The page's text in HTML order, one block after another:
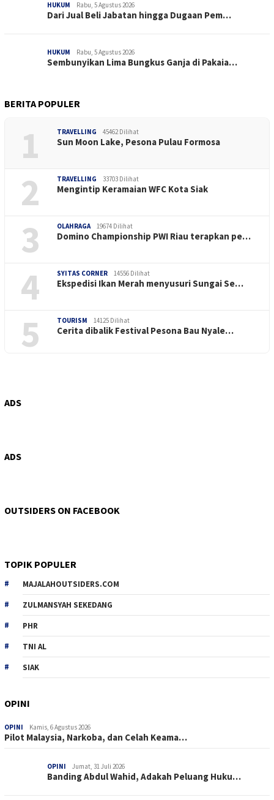
HUKUM Rabu, 5 Agustus 2026
Dari Jual Beli Jabatan hingga Dugaan Pem…
HUKUM Rabu, 5 Agustus 2026
Sembunyikan Lima Bungkus Ganja di Pakaia…
BERITA POPULER
1 TRAVELLING 45462 Dilihat
Sun Moon Lake, Pesona Pulau Formosa
2 TRAVELLING 33703 Dilihat
Mengintip Keramaian WFC Kota Siak
3 OLAHRAGA 19674 Dilihat
Domino Championship PWI Riau terapkan pe…
4 SYITAS CORNER 14556 Dilihat
Ekspedisi Ikan Merah menyusuri Sungai Se…
5 TOURISM 14125 Dilihat
Cerita dibalik Festival Pesona Bau Nyale…
ADS
ADS
OUTSIDERS ON FACEBOOK
TOPIK POPULER
MAJALAHOUTSIDERS.COM
ZULMANSYAH SEKEDANG
PHR
TNI AL
SIAK
OPINI
OPINI Kamis, 6 Agustus 2026
Pilot Malaysia, Narkoba, dan Celah Keama…
OPINI Jumat, 31 Juli 2026
Banding Abdul Wahid, Adakah Peluang Huku…